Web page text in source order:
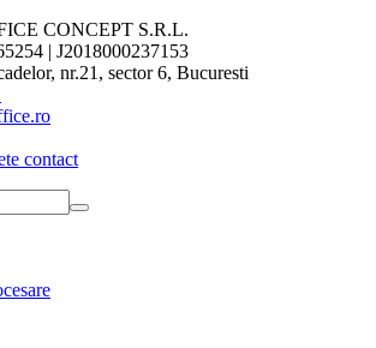
CONCEPT S.R.L.
| J2018000237153
nr.21, sector 6, Bucuresti
contact